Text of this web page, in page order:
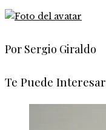
Por Sergio Giraldo
Te Puede Interesar